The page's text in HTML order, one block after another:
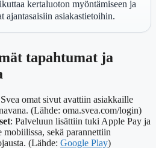
kertaluoton myöntämiseen ja
ajantasaisiin asiakastietoihin.
tapahtumat ja
omat sivut avattiin asiakkaille
(Lähde: oma.svea.com/login)
: Palveluun lisättiin tuki Apple Pay ja
sekä parannettiin
(Lähde: Google Play)